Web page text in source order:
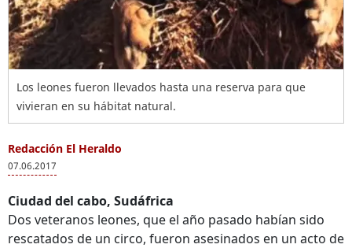
Los leones fueron llevados hasta una reserva para que
vivieran en su hábitat natural.
Redacción El Heraldo
07.06.2017
Ciudad del cabo, Sudáfrica
Dos veteranos leones, que el año pasado habían sido
rescatados de un circo, fueron asesinados en un acto de